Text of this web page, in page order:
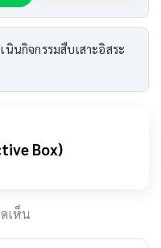
นินกิจกรรมสืบเสาะอิสระ
Box)
เห็น